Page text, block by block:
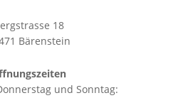
18
Bärenstein
und Sonntag: